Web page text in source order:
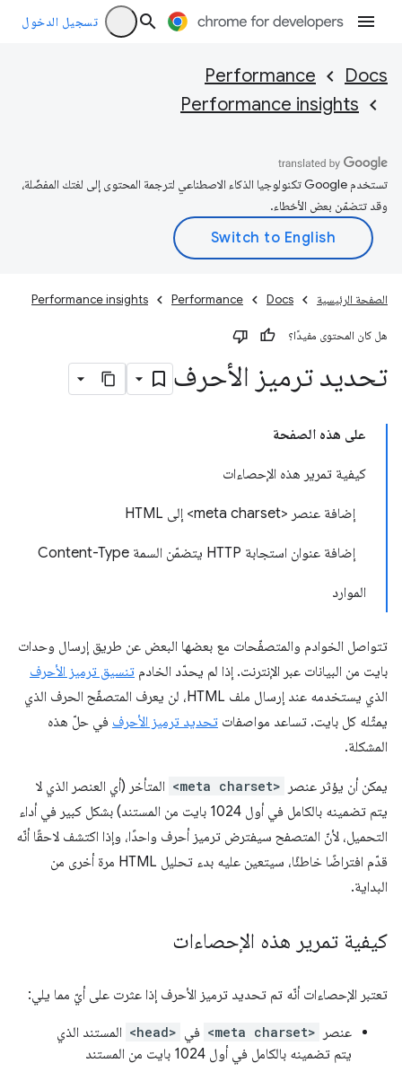
تسجيل الدخول
Docs
Performance
Performance insights
تستخدم Google تكنولوجيا الذكاء الاصطناعي لترجمة المحتوى إلى لغتك المفضّلة،
وقد تتضمّن بعض الأخطاء.
الصفحة الرئيسية Docs
Performance
Performance insights
هل كان المحتوى مفيدًا؟
تحديد ترميز الأحرف
على هذه الصفحة
كيفية تمرير هذه الإحصاءات
إضافة عنصر <meta charset> إلى HTML
إضافة عنوان استجابة HTTP يتضمّن السمة Content-Type
الموارد
تتواصل الخوادم والمتصفّحات مع بعضها البعض عن طريق إرسال وحدات
بايت من البيانات عبر الإنترنت. إذا لم يحدّد الخادم تنسيق ترميز الأحرف
الذي يستخدمه عند إرسال ملف HTML، لن يعرف المتصفّح الحرف الذي
يمثّله كل بايت. تساعد مواصفات تحديد ترميز الأحرف في حلّ هذه
المشكلة.
يمكن أن يؤثر عنصر <meta charset> المتأخر (أي العنصر الذي لا
يتم تضمينه بالكامل في أول 1024 بايت من المستند) بشكل كبير في أداء
التحميل، لأنّ المتصفح سيفترض ترميز أحرف واحدًا، وإذا اكتشف لاحقًا أنّه
قدّم افتراضًا خاطئًا، سيتعين عليه بدء تحليل HTML مرة أخرى من
البداية.
كيفية تمرير هذه الإحصاءات
تعتبر الإحصاءات أنّه تم تحديد ترميز الأحرف إذا عثرت على أيّ مما يلي:
عنصر <meta charset> في <head> المستند الذي
يتم تضمينه بالكامل في أول 1024 بايت من المستند